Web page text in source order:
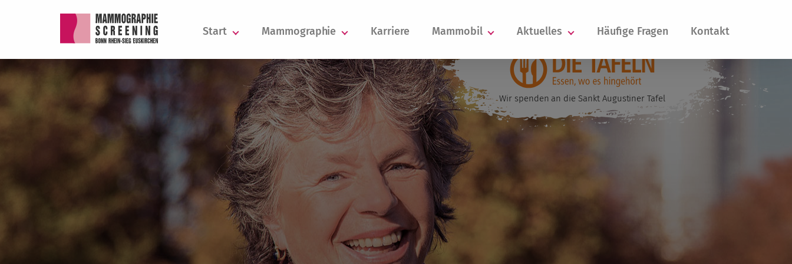
Start Mammographie Karriere Mammobil Aktuelles Häufige Fragen Kontakt
Wir spenden an die Sankt Augustiner Tafel